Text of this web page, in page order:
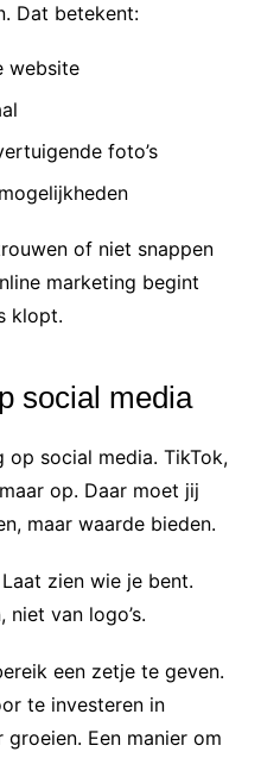
Dat betekent:
website
foto’s
of niet snappen
marketing begint
klopt.
social media
op social media. TikTok,
op. Daar moet jij
maar waarde bieden.
zien wie je bent.
niet van logo’s.
een zetje te geven.
te investeren in
Een manier om